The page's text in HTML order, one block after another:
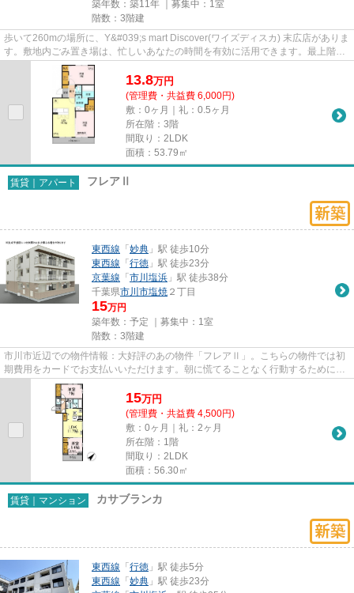
築年数：築11年 ｜募集中： 1室
階数：3階建
歩いて260mの場所に、Y&#039;s mart Discover(ワイズディスカ) 末広店がありま
す。敷地内ごみ置き場は、忙しいあなたの時間を有効に活用できます。最上階の
物件です。自走式駐車場...
13.8万円
(管理費・共益費 6,000円)
敷：0ヶ月｜礼：0.5ヶ月
所在階：3階
間取り：2LDK
面積：53.79㎡
賃貸｜アパート フレアⅡ
東西線 「 妙典 」駅 徒歩10分
東西線 「 行徳 」駅 徒歩23分
京葉線 「 市川塩浜 」駅 徒歩38分
千葉県市川市塩焼 ２丁目
15万円
築年数：予定 ｜募集中： 1室
階数：3階建
市川市近辺での物件情報：大好評のあの物件「フレアⅡ」。こちらの物件では初
期費用をカードでお支払いいただけます。朝に慌てることなく行動するために駅
から徒歩10分の駅近物件はいか...
15万円
(管理費・共益費 4,500円)
敷：0ヶ月｜礼：2ヶ月
所在階：1階
間取り：2LDK
面積：56.30㎡
賃貸｜マンション カサブランカ
東西線 「 行徳 」駅 徒歩5分
東西線 「 妙典 」駅 徒歩23分